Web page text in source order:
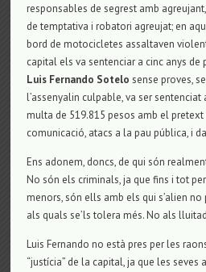
responsables de segrest amb
de temptativa i robatori agreujat; en
bord de motocicletes assaltaven
capital els va sentenciar a cinc anys
Luis Fernando Sotelo sense proves,
l’assenyalin culpable, va ser sentenciat
multa de 519.815 pesos amb el pretext
comunicació, atacs a la pau pública, i
Ens adonem, doncs, de qui són
No són els criminals, ja que fins i tot
menors, són ells amb els qui s’alien
als quals se’ls tolera més. No als
Luis Fernando no està pres per les
“justícia” de la capital, ja que les seves